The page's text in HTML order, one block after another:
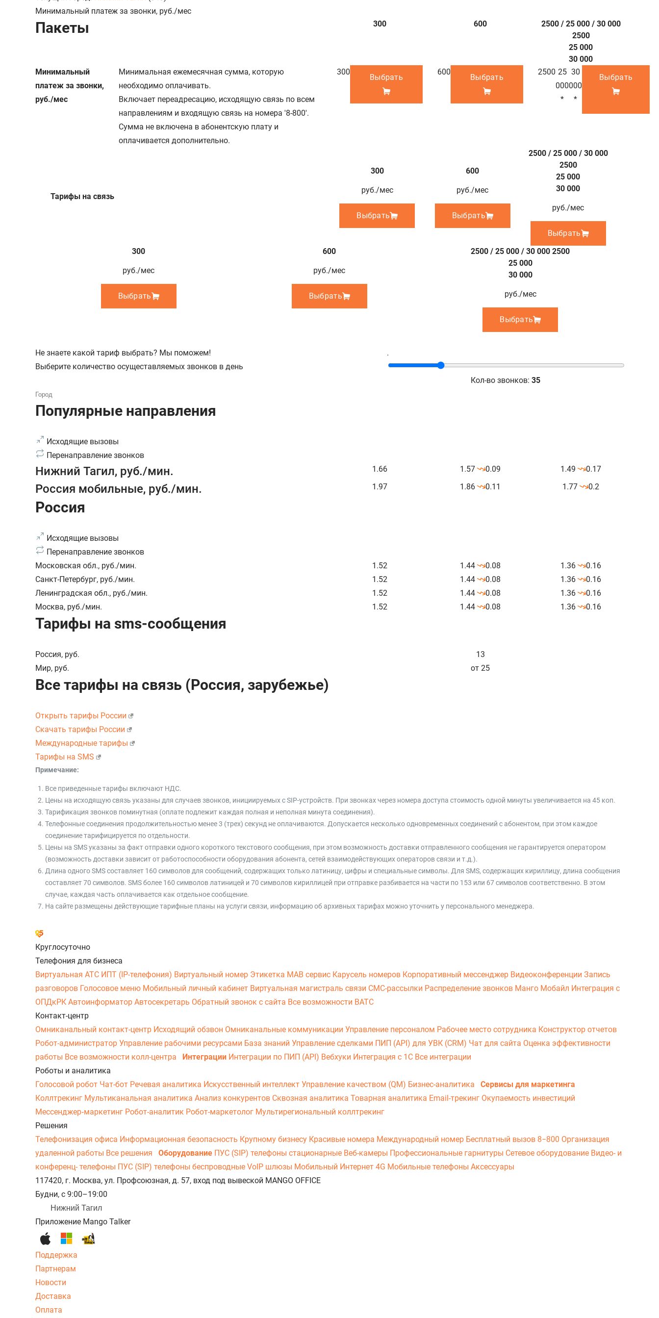
Минимальный платеж за звонки, руб./мес
Пакеты 300 600
2500 / 25 000 / 30 000
2500
25 000
30 000
Минимальный
платеж за звонки,
руб./мес
Минимальная ежемесячная сумма, которую
необходимо оплачивать.
Включает переадресацию, исходящую связь по всем
направлениям и входящую связь на номера '8-800'.
Сумма не включена в абонентскую плату и
оплачивается дополнительно.
300
Выбрать
600
Выбрать
2500 25
000
*
30
000
*
Выбрать
Тарифы на связь
300
руб./мес
Выбрать
600
руб./мес
Выбрать
2500 / 25 000 / 30 000
2500
25 000
30 000
руб./мес
Выбрать
300
руб./мес
Выбрать
600
руб./мес
Выбрать
2500 / 25 000 / 30 000 2500
25 000
30 000
руб./мес
Выбрать
Не знаете какой тариф выбрать? Мы поможем!
Выберите количество осущеставляемых звонков в день
.
Кол-во звонков: 35
Популярные направления
Исходящие вызовы
Перенаправление звонков
Нижний Тагил, руб./мин. 1.66 1.57 0.09 1.49 0.17
Россия мобильные, руб./мин. 1.97 1.86 0.11 1.77 0.2
Россия
Исходящие вызовы
Перенаправление звонков
Московская обл., руб./мин. 1.52 1.44 0.08 1.36
0.16
Санкт-Петербург, руб./мин. 1.52 1.44 0.08 1.36
0.16
Ленинградская обл., руб./мин. 1.52 1.44 0.08 1.36
0.16
Москва, руб./мин. 1.52 1.44 0.08 1.36 0.16
Тарифы на sms-сообщения
Россия, руб.
13
Мир, руб. от 25
Все тарифы на связь (Россия, зарубежье)
Открыть тарифы России
Скачать тарифы России
Международные тарифы
Тарифы на SMS
Примечание:
Все приведенные тарифы включают НДС.
Цены на исходящую связь указаны для случаев звонков, инициируемых с SIP-устройств. При звонках через номера доступа стоимость одной минуты увеличивается на 45 коп.
Тарификация звонков поминутная (оплате подлежит каждая полная и неполная минута соединения).
Телефонные соединения продолжительностью менее 3 (трех) секунд не оплачиваются. Допускается несколько одновременных соединений с абонентом, при этом каждое
соединение тарифицируется по отдельности.
Цены на SMS указаны за факт отправки одного короткого текстового сообщения, при этом возможность доставки отправленного сообщения не гарантируется оператором
(возможность доставки зависит от работоспособности оборудования абонента, сетей взаимодействующих операторов связи и т.д.).
Длина одного SMS составляет 160 символов для сообщений, содержащих только латиницу, цифры и специальные символы. Для SMS, содержащих кириллицу, длина сообщения
составляет 70 символов. SMS более 160 символов латиницей и 70 символов кириллицей при отправке разбивается на части по 153 или 67 символов соответственно. В этом
случае, каждая часть оплачивается как отдельное сообщение.
На сайте размещены действующие тарифные планы на услуги связи, информацию об архивных тарифах можно уточнить у персонального менеджера.
Круглосуточно
Телефония для бизнеса
Виртуальная АТС ИПТ (IP-телефония) Виртуальный номер Этикетка МАВ сервис Карусель номеров Корпоративный мессенджер Видеоконференции Запись
разговоров Голосовое меню Мобильный личный кабинет Виртуальная магистраль связи СМС-рассылки Распределение звонков Манго Мобайл Интеграция с
ОПДкРК Автоинформатор Автосекретарь Обратный звонок с сайта Все возможности ВАТС
Контакт-центр
Омниканальный контакт-центр Исходящий обзвон Омниканальные коммуникации Управление персоналом Рабочее место сотрудника Конструктор отчетов
Робот-администратор Управление рабочими ресурсами База знаний Управление сделками ПИП (API) для УВК (CRM) Чат для сайта Оценка эффективности
работы Все возможности колл-центра Интеграции Интеграции по ПИП (API) Вебхуки Интеграция с 1С Все интеграции
Роботы и аналитика
Голосовой робот Чат-бот Речевая аналитика Искусственный интеллект Управление качеством (QM) Бизнес-аналитика
Сервисы для маркетинга
Коллтрекинг Мультиканальная аналитика Анализ конкурентов Сквозная аналитика Товарная аналитика Email-трекинг Окупаемость инвестиций
Мессенджер‑маркетинг Робот-аналитик Робот-маркетолог Мультирегиональный коллтрекинг
Решения
Телефонизация офиса Информационная безопасность Крупному бизнесу Красивые номера Международный номер Бесплатный вызов 8−800 Организация
удаленной работы Все решения Оборудование ПУС (SIP) телефоны стационарные Веб-камеры Профессиональные гарнитуры Сетевое оборудование Видео- и
конференц- телефоны ПУС (SIP) телефоны беспроводные VoIP шлюзы Мобильный Интернет 4G Мобильные телефоны Аксессуары
117420, г. Москва, ул. Профсоюзная, д. 57, вход под вывеской MANGO OFFICE
Будни, с 9:00–19:00
Нижний Тагил
Приложение Mango Talker
Поддержка
Партнерам
Новости
Доставка
Оплата